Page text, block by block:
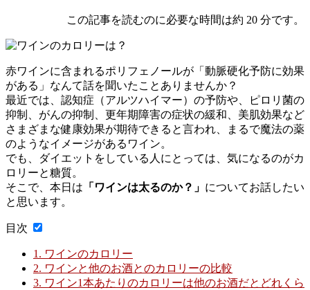
この記事を読むのに必要な時間は約 20 分です。
赤ワインに含まれるポリフェノールが「動脈硬化予防に効果
がある」なんて話を聞いたことありませんか？
最近では、認知症（アルツハイマー）の予防や、ピロリ菌の
抑制、がんの抑制、更年期障害の症状の緩和、美肌効果など
さまざまな健康効果が期待できると言われ、まるで魔法の薬
のようなイメージがあるワイン。
でも、ダイエットをしている人にとっては、気になるのがカ
ロリーと糖質。
そこで、本日は 「ワインは太るのか？」 についてお話したい
と思います。
目次
1. ワインのカロリー
2. ワインと他のお酒とのカロリーの比較
3. ワイン1本あたりのカロリーは他のお酒だとどれくら